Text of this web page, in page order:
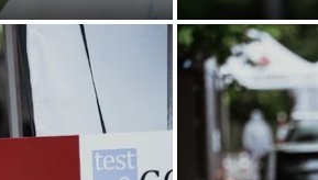
Pobierz
wymazów w GnieźnieOtwórz